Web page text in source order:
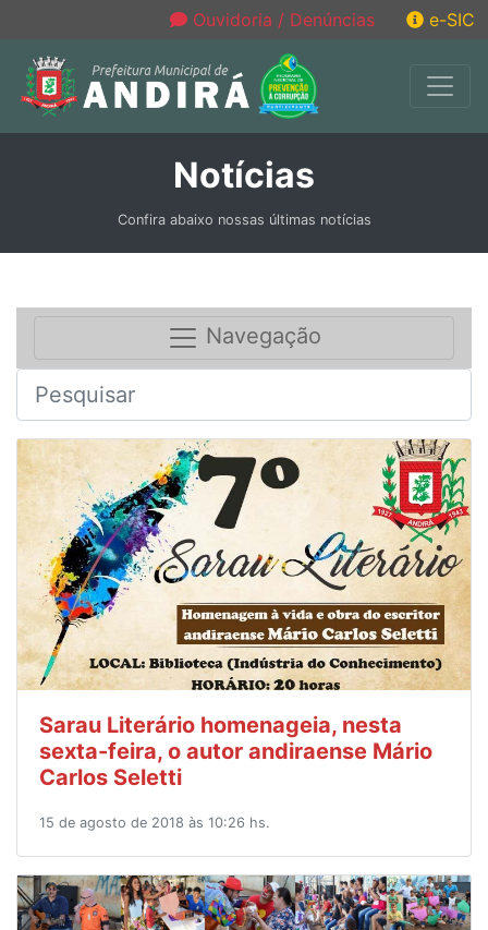
Ouvidoria / Denúncias e-SIC
Notícias
Confira abaixo nossas últimas notícias
Navegação
Sarau Literário homenageia, nesta
sexta-feira, o autor andiraense Mário
Carlos Seletti
15 de agosto de 2018 às 10:26 hs.